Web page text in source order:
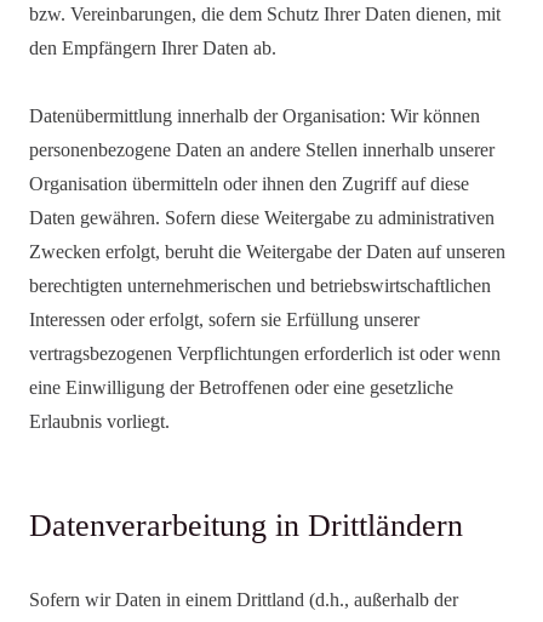
bzw. Vereinbarungen, die dem Schutz Ihrer Daten dienen, mit
den Empfängern Ihrer Daten ab.
Datenübermittlung innerhalb der Organisation: Wir können
personenbezogene Daten an andere Stellen innerhalb unserer
Organisation übermitteln oder ihnen den Zugriff auf diese
Daten gewähren. Sofern diese Weitergabe zu administrativen
Zwecken erfolgt, beruht die Weitergabe der Daten auf unseren
berechtigten unternehmerischen und betriebswirtschaftlichen
Interessen oder erfolgt, sofern sie Erfüllung unserer
vertragsbezogenen Verpflichtungen erforderlich ist oder wenn
eine Einwilligung der Betroffenen oder eine gesetzliche
Erlaubnis vorliegt.
Datenverarbeitung in Drittländern
Sofern wir Daten in einem Drittland (d.h., außerhalb der